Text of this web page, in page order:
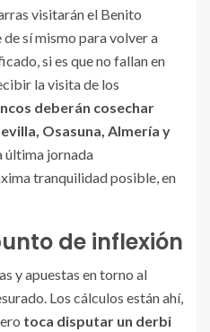
visitarán el Benito
sí mismo para volver a
si es que no fallan en
la visita de los
deberán cosechar
Osasuna, Almería y
última jornada
tranquilidad posible, en
de inflexión
y apuestas en torno al
Los cálculos están ahí,
toca disputar un derbi